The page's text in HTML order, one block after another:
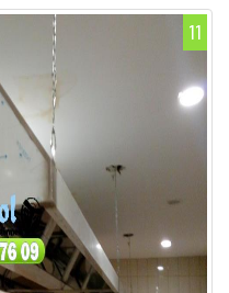
11